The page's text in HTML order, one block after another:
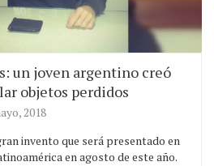
un joven argentino creó
objetos perdidos
2018
invento que será presentado en
en agosto de este año.